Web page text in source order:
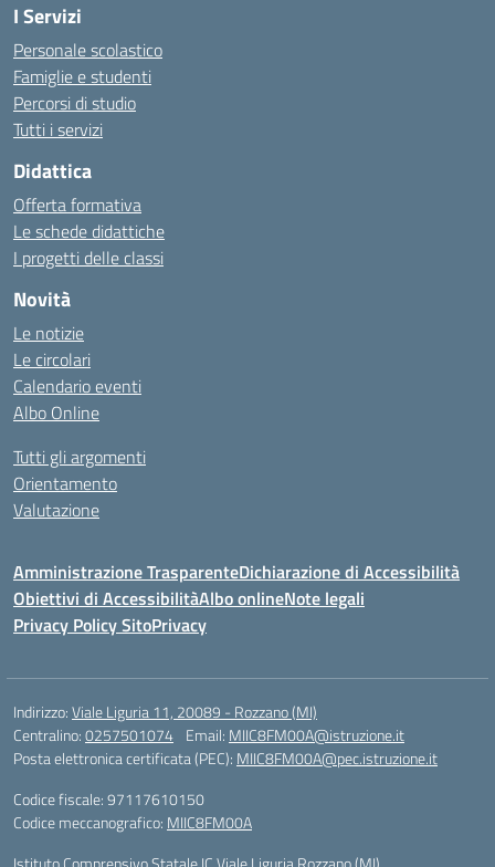
I Servizi
Personale scolastico
Famiglie e studenti
Percorsi di studio
Tutti i servizi
Didattica
Offerta formativa
Le schede didattiche
I progetti delle classi
Novità
Le notizie
Le circolari
Calendario eventi
Albo Online
Tutti gli argomenti
Orientamento
Valutazione
Amministrazione TrasparenteDichiarazione di Accessibilità
Obiettivi di AccessibilitàAlbo onlineNote legali
Privacy Policy SitoPrivacy
Indirizzo:Viale Liguria 11, 20089 - Rozzano (MI)
Centralino:0257501074 Email: MIIC8FM00A@istruzione.it
Posta elettronica certificata (PEC): MIIC8FM00A@pec.istruzione.it
Codice fiscale: 97117610150
Codice meccanografico: MIIC8FM00A